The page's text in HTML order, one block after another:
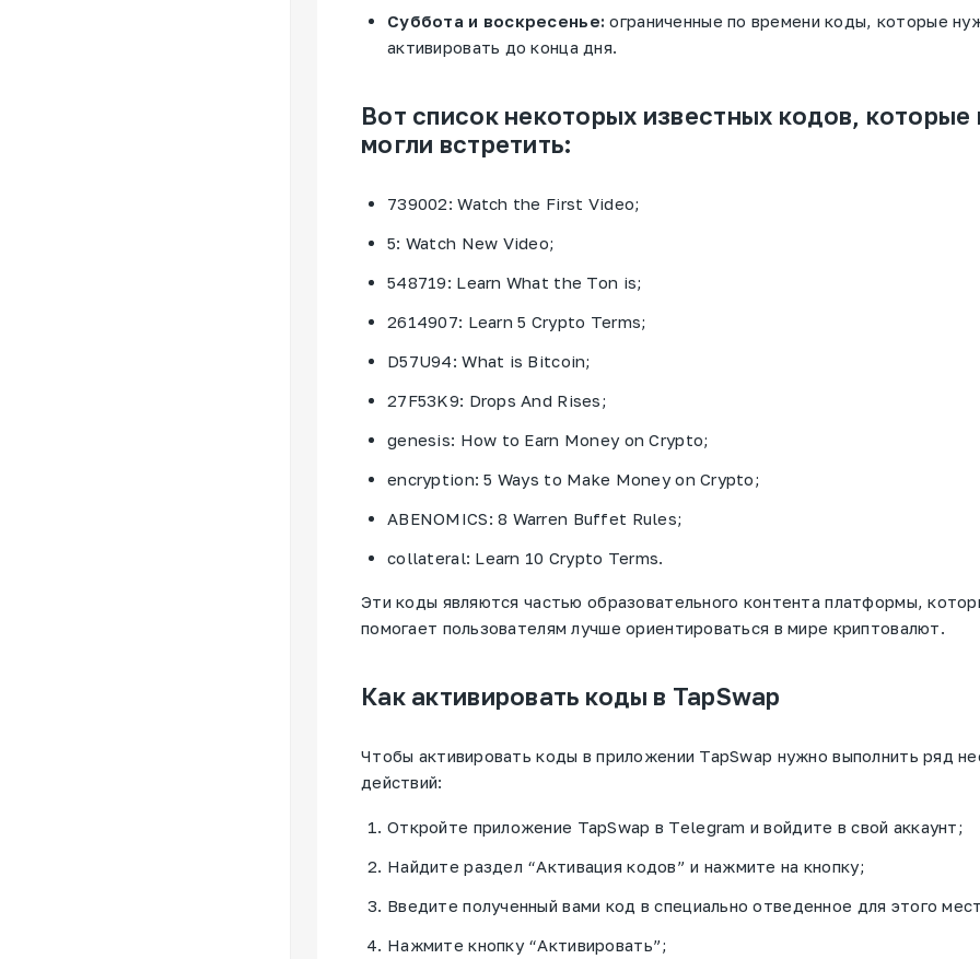
Суббота и воскресенье: ограниченные по времени коды, которые
активировать до конца дня.
Вот список некоторых известных кодов, которые
могли встретить:
739002: Watch the First Video;
5: Watch New Video;
548719: Learn What the Ton is;
2614907: Learn 5 Crypto Terms;
D57U94: What is Bitcoin;
27F53K9: Drops And Rises;
genesis: How to Earn Money on Crypto;
encryption: 5 Ways to Make Money on Crypto;
ABENOMICS: 8 Warren Buffet Rules;
collateral: Learn 10 Crypto Terms.
Эти коды являются частью образовательного контента платформы,
помогает пользователям лучше ориентироваться в мире криптовалют.
Как активировать коды в TapSwap
Чтобы активировать коды в приложении TapSwap нужно выполнить ряд
действий:
Откройте приложение TapSwap в Telegram и войдите в свой аккаунт;
Найдите раздел “Активация кодов” и нажмите на кнопку;
Введите полученный вами код в специально отведенное для этого
Нажмите кнопку “Активировать”;